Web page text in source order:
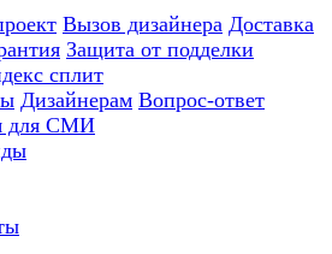
Вызов дизайнера Доставка
Защита от подделки
сплит
Дизайнерам Вопрос-ответ
для СМИ